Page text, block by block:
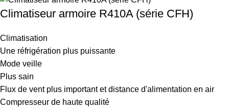
Climatiseur armoire R410A (série CFH)
Climatisation
Une réfrigération plus puissante
Mode veille
Plus sain
Flux de vent plus important et distance d'alimentation en air
Compresseur de haute qualité